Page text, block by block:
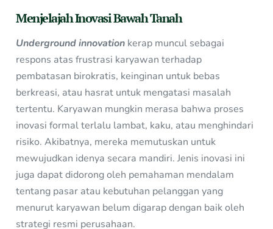
Menjelajah Inovasi Bawah Tanah
Underground innovation kerap muncul sebagai
respons atas frustrasi karyawan terhadap
pembatasan birokratis, keinginan untuk bebas
berkreasi, atau hasrat untuk mengatasi masalah
tertentu. Karyawan mungkin merasa bahwa proses
inovasi formal terlalu lambat, kaku, atau menghindari
risiko. Akibatnya, mereka memutuskan untuk
mewujudkan idenya secara mandiri. Jenis inovasi ini
juga dapat didorong oleh pemahaman mendalam
tentang pasar atau kebutuhan pelanggan yang
menurut karyawan belum digarap dengan baik oleh
strategi resmi perusahaan.